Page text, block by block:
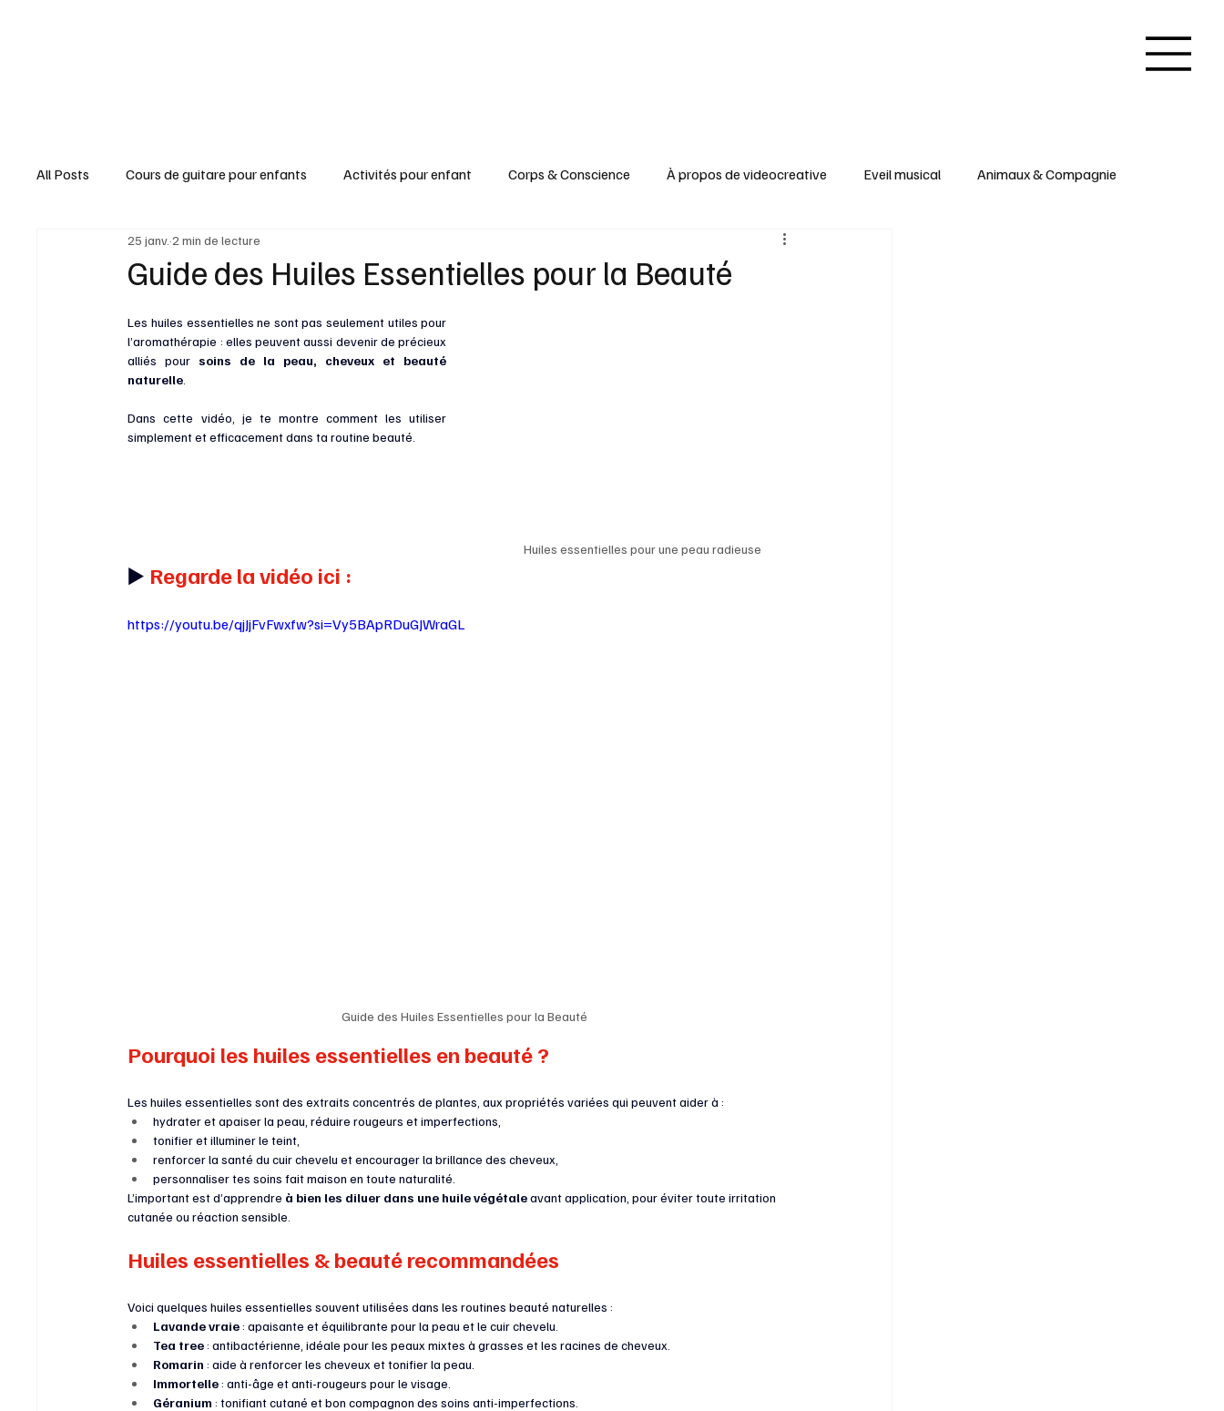
All Posts Cours de guitare pour enfants Activités pour enfant Corps & Conscience À propos de videocreative Eveil musical Animaux & Compagnie
Brico & Déco Trucs & Astuces Tableaux & Arts créatifs
Paroles & Chansons Fêtes & Gourmandises Apprendre & Découvrir
Guide des Huiles Essentielles pour la Beauté
25 janv. 2 min de lecture
Huiles essentielles pour une peau radieuse
Les huiles essentielles ne sont pas seulement utiles pour
l’aromathérapie : elles peuvent aussi devenir de précieux
alliés pour soins de la peau, cheveux et beauté
naturelle
Dans cette vidéo, je te montre comment les utiliser
simplement et efficacement dans ta routine beauté.
▶️ Regarde la vidéo ici :
https://youtu.be/qjJjFvFwxfw?si=Vy5BApRDuGJWraGL
Guide des Huiles Essentielles pour la Beauté
Pourquoi les huiles essentielles en beauté ?
Les huiles essentielles sont des extraits concentrés de plantes, aux propriétés variées qui peuvent aider à :
hydrater et apaiser la peau, réduire rougeurs et imperfections,
tonifier et illuminer le teint,
renforcer la santé du cuir chevelu et encourager la brillance des cheveux,
personnaliser tes soins fait maison en toute naturalité.
L’important est d’apprendre à bien les diluer dans une huile végétale avant application, pour éviter toute irritation
cutanée ou réaction sensible.
Huiles essentielles & beauté recommandées
Voici quelques huiles essentielles souvent utilisées dans les routines beauté naturelles :
Lavande vraie : apaisante et équilibrante pour la peau et le cuir chevelu.
Tea tree : antibactérienne, idéale pour les peaux mixtes à grasses et les racines de cheveux.
Romarin : aide à renforcer les cheveux et tonifier la peau.
Immortelle : anti-âge et anti-rougeurs pour le visage.
Géranium : tonifiant cutané et bon compagnon des soins anti-imperfections.